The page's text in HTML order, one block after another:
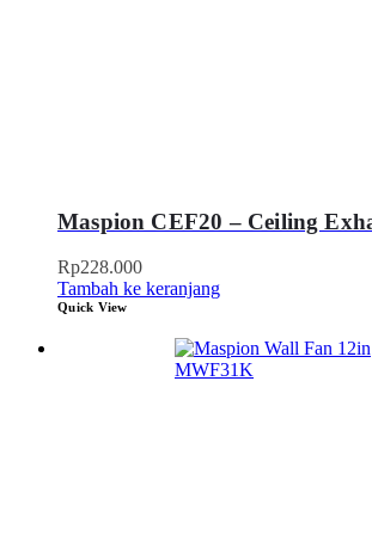
Maspion CEF20 – Ceiling
Rp228.000
Tambah ke keranjang
Quick View